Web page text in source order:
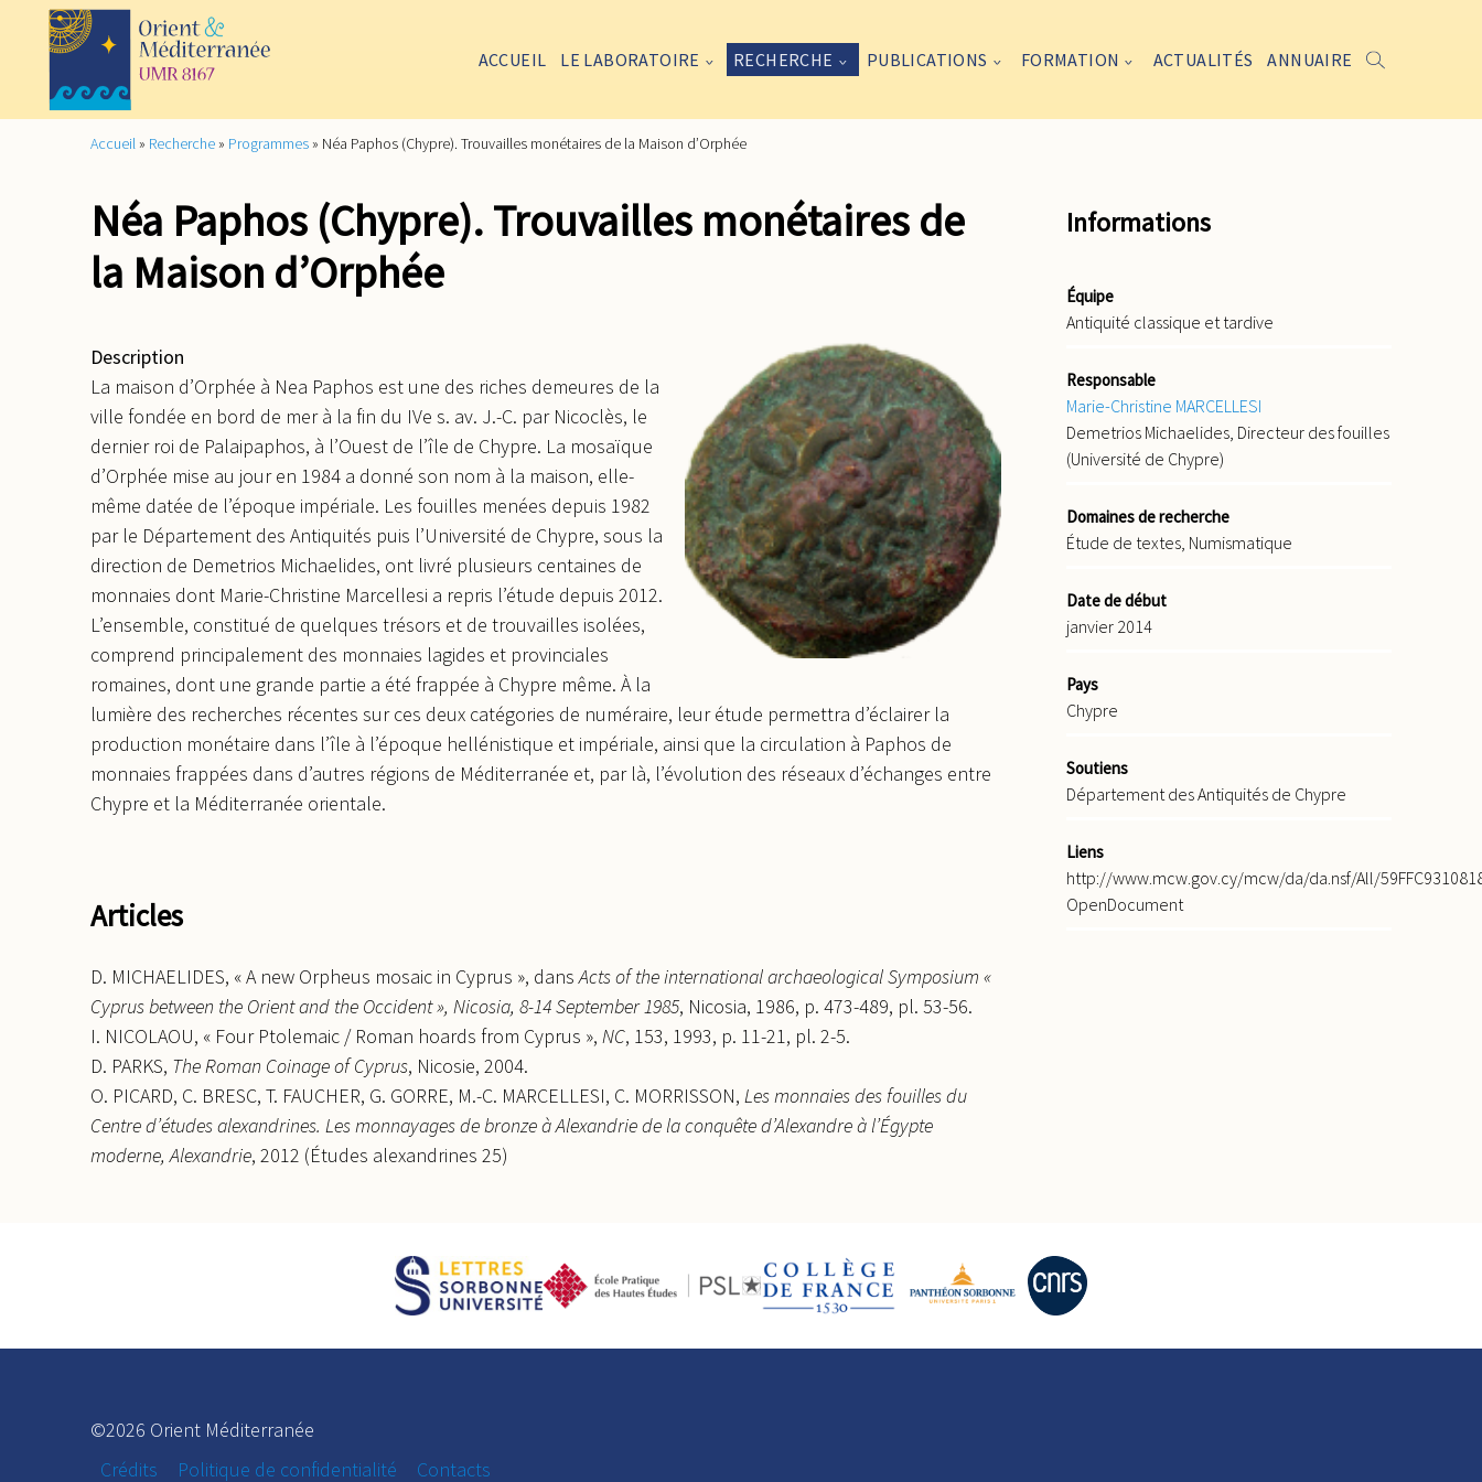
ACCUEIL LE LABORATOIRE RECHERCHE PUBLICATIONS FORMATION ACTUALITÉS ANNUAIRE
Accueil » Recherche » Programmes » Néa Paphos (Chypre). Trouvailles monétaires de la Maison d’Orphée
Néa Paphos (Chypre). Trouvailles monétaires de
la Maison d’Orphée
Description
La maison d’Orphée à Nea Paphos est une des riches demeures de la
ville fondée en bord de mer à la fin du IVe s. av. J.-C. par Nicoclès, le
dernier roi de Palaipaphos, à l’Ouest de l’île de Chypre. La mosaïque
d’Orphée mise au jour en 1984 a donné son nom à la maison, elle-
même datée de l’époque impériale. Les fouilles menées depuis 1982
par le Département des Antiquités puis l’Université de Chypre, sous la
direction de Demetrios Michaelides, ont livré plusieurs centaines de
monnaies dont Marie-Christine Marcellesi a repris l’étude depuis 2012.
L’ensemble, constitué de quelques trésors et de trouvailles isolées,
comprend principalement des monnaies lagides et provinciales
romaines, dont une grande partie a été frappée à Chypre même. À la
lumière des recherches récentes sur ces deux catégories de numéraire, leur étude permettra d’éclairer la
production monétaire dans l’île à l’époque hellénistique et impériale, ainsi que la circulation à Paphos de
monnaies frappées dans d’autres régions de Méditerranée et, par là, l’évolution des réseaux d’échanges entre
Chypre et la Méditerranée orientale.
Articles
D. MICHAELIDES, « A new Orpheus mosaic in Cyprus », dansActs of the international archaeological Symposium «
Cyprus between the Orient and the Occident », Nicosia, 8-14 September 1985, Nicosia, 1986, p. 473-489, pl. 53-56.
I. NICOLAOU, « Four Ptolemaic / Roman hoards from Cyprus », NC, 153, 1993, p. 11-21, pl. 2-5.
D. PARKS, The Roman Coinage of Cyprus, Nicosie, 2004.
O. PICARD, C. BRESC, T. FAUCHER, G. GORRE, M.-C. MARCELLESI, C. MORRISSON, Les monnaies des fouilles du
Centre d’études alexandrines. Les monnayages de bronze à Alexandrie de la conquête d’Alexandre à l’Égypte
moderne, Alexandrie, 2012 (Études alexandrines 25)
Informations
Équipe
Antiquité classique et tardive
Responsable
Marie-Christine MARCELLESI
Demetrios Michaelides, Directeur des fouilles
(Université de Chypre)
Domaines de recherche
Étude de textes, Numismatique
Date de début
janvier 2014
Pays
Chypre
Soutiens
Département des Antiquités de Chypre
Liens
http://www.mcw.gov.cy/mcw/da/da.nsf/All/
OpenDocument
©2026 Orient Méditerranée
Crédits
Politique de confidentialité Contacts